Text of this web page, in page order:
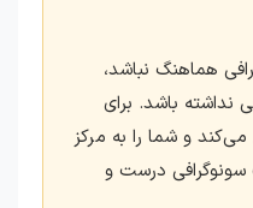
هماهنگ نباشد،
باشد. برای
بررسی می‌کند و شما را به مرکز
درست و